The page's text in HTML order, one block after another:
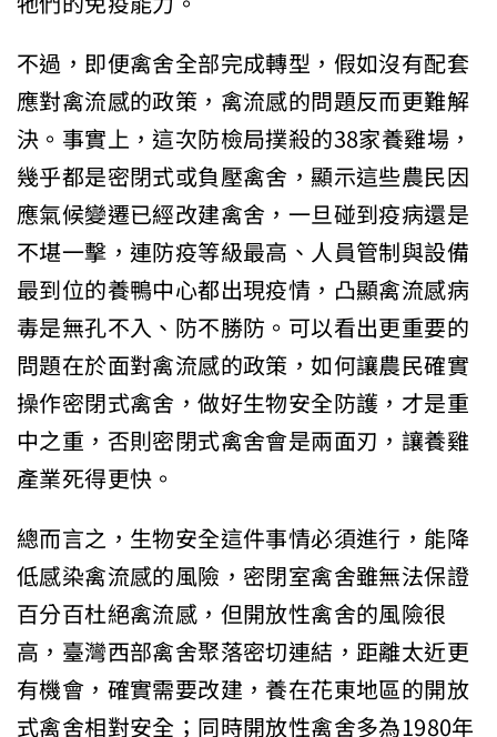
不過，即便禽舍全部完成轉型，假如沒有配套
應對禽流感的政策，禽流感的問題反而更難解
決。事實上，這次防檢局撲殺的38家養雞場，
幾乎都是密閉式或負壓禽舍，顯示這些農民因
應氣候變遷已經改建禽舍，一旦碰到疫病還是
不堪一擊，連防疫等級最高、人員管制與設備
最到位的養鴨中心都出現疫情，凸顯禽流感病
毒是無孔不入、防不勝防。可以看出更重要的
問題在於面對禽流感的政策，如何讓農民確實
操作密閉式禽舍，做好生物安全防護，才是重
中之重，否則密閉式禽舍會是兩面刃，讓養雞
產業死得更快。
總而言之，生物安全這件事情必須進行，能降
低感染禽流感的風險，密閉室禽舍雖無法保證
百分百杜絕禽流感，但開放性禽舍的風險很
高，臺灣西部禽舍聚落密切連結，距離太近更
有機會，確實需要改建，養在花東地區的開放